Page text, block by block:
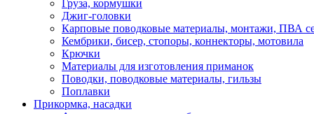
Груза, кормушки
Джиг-головки
Карповые поводковые материалы, монтажи, ПВА
Кембрики, бисер, стопоры, коннекторы, мотовила
Крючки
Материалы для изготовления приманок
Поводки, поводковые материалы, гильзы
Поплавки
Прикормка, насадки